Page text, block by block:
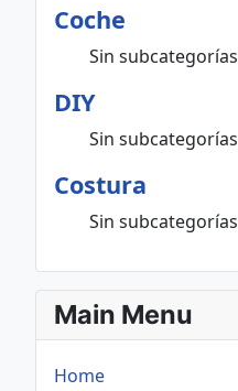
Coche
Sin subcategorías
DIY
Sin subcategorías
Costura
Sin subcategorías
Main Menu
Home